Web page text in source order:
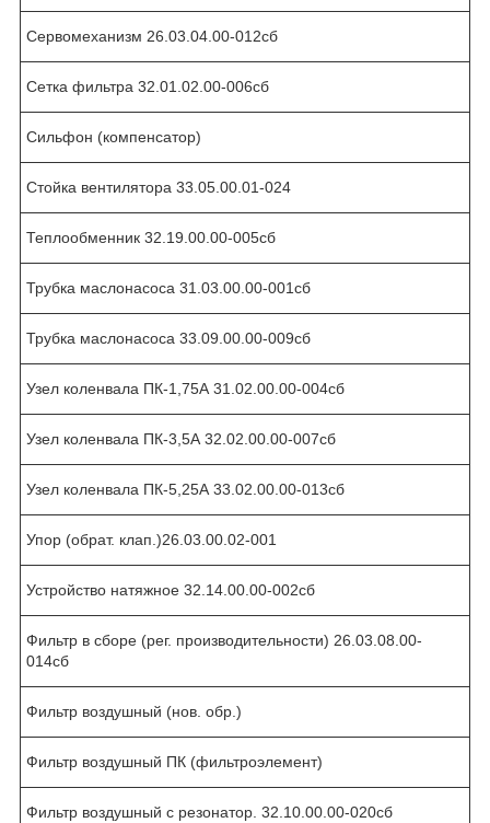
Сервомеханизм 26.03.04.00-012сб
Сетка фильтра 32.01.02.00-006сб
Сильфон (компенсатор)
Стойка вентилятора 33.05.00.01-024
Теплообменник 32.19.00.00-005сб
Трубка маслонасоса 31.03.00.00-001сб
Трубка маслонасоса 33.09.00.00-009сб
Узел коленвала ПК-1,75А 31.02.00.00-004сб
Узел коленвала ПК-3,5А 32.02.00.00-007сб
Узел коленвала ПК-5,25А 33.02.00.00-013сб
Упор (обрат. клап.)26.03.00.02-001
Устройство натяжное 32.14.00.00-002сб
Фильтр в сборе (рег. производительности) 26.03.08.00-
014сб
Фильтр воздушный (нов. обр.)
Фильтр воздушный ПК (фильтроэлемент)
Фильтр воздушный с резонатор. 32.10.00.00-020сб